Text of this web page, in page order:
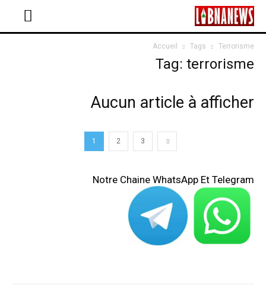
Accueil Tags Terrorisme
Tag: terrorisme
Aucun article à afficher
1 2 3
Notre Chaine WhatsApp Et Telegram